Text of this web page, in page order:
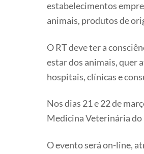
estabelecimentos
animais, produtos de
O RT deve ter a
estar dos animais, quer
hospitais, clínicas e
Nos dias 21 e 22 de
Medicina Veterinária do
O evento será on-line,